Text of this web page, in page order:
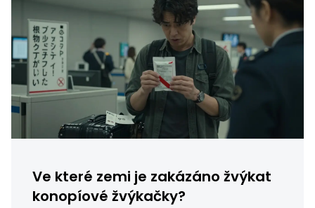
Ve které zemi je zakázáno žvýkat
konopíové žvýkačky?